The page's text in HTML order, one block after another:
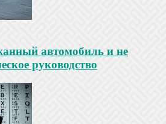
автомобиль и не
руководство